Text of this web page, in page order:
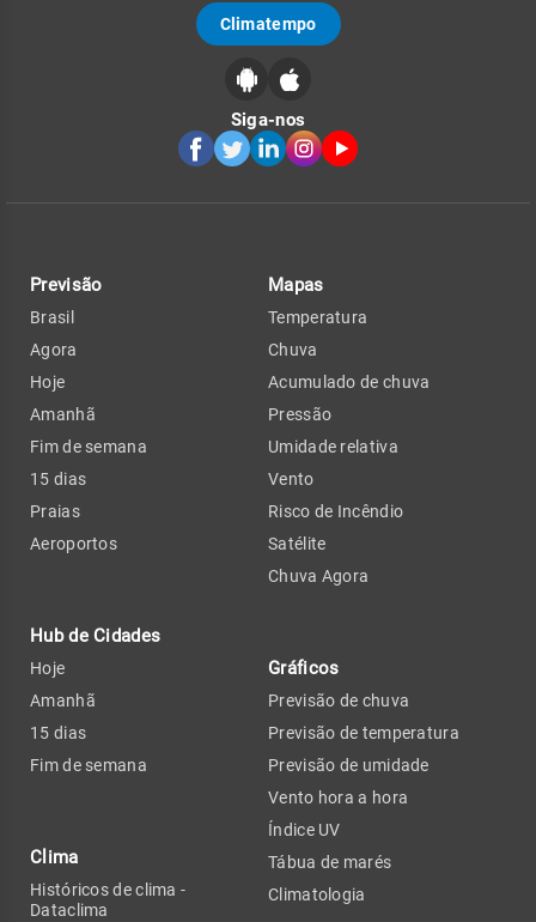
Climatempo
Siga-nos
Previsão
Brasil
Agora
Hoje
Amanhã
Fim de semana
15 dias
Praias
Aeroportos
Hub de Cidades
Hoje
Amanhã
15 dias
Fim de semana
Clima
Históricos de clima -
Dataclima
Mapas
Temperatura
Chuva
Acumulado de chuva
Pressão
Umidade relativa
Vento
Risco de Incêndio
Satélite
Chuva Agora
Gráficos
Previsão de chuva
Previsão de temperatura
Previsão de umidade
Vento hora a hora
Índice UV
Tábua de marés
Climatologia